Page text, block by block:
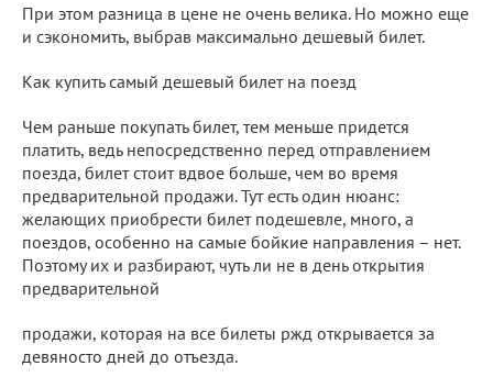
При этом разница в цене не очень велика. Но можно еще
и сэкономить, выбрав максимально дешевый билет.
Как купить самый дешевый билет на поезд
Чем раньше покупать билет, тем меньше придется
платить, ведь непосредственно перед отправлением
поезда, билет стоит вдвое больше, чем во время
предварительной продажи. Тут есть один нюанс:
желающих приобрести билет подешевле, много, а
поездов, особенно на самые бойкие направления – нет.
Поэтому их и разбирают, чуть ли не в день открытия
предварительной
продажи, которая на все билеты ржд открывается за
девяносто дней до отъезда.